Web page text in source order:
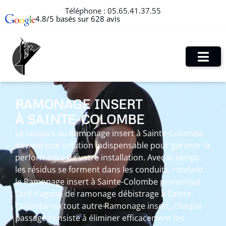
Téléphone : 05.65.41.37.55
4.8/5 basés sur 628 avis
RAMONAGE INSERT
À SAINTE-COLOMBE
Le recours au Ramonage insert à Sainte-Colombe
devient une solution indispensable pour garantir la
performance de votre installation. Avec le temps,
les résidus se forment dans les conduits, rendant
le Ramonage insert à Sainte-Colombe primordial.
Qu’il s’agisse de ramonage débistrage à Sainte-
Colombe ou tout autre Ramonage insert, chaque
passage consiste à éliminer efficacement les